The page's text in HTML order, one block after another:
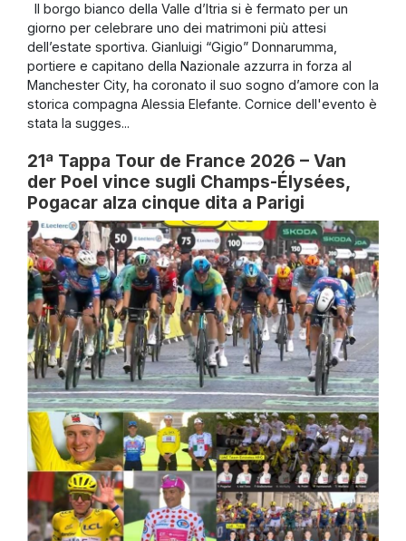
Il borgo bianco della Valle d’Itria si è fermato per un
giorno per celebrare uno dei matrimoni più attesi
dell’estate sportiva. Gianluigi “Gigio” Donnarumma,
portiere e capitano della Nazionale azzurra in forza al
Manchester City, ha coronato il suo sogno d’amore con la
storica compagna Alessia Elefante. Cornice dell'evento è
stata la sugges...
21ª Tappa Tour de France 2026 – Van
der Poel vince sugli Champs-Élysées,
Pogacar alza cinque dita a Parigi